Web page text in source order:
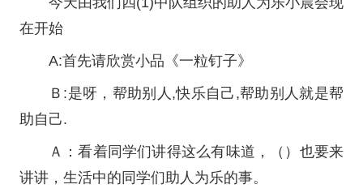
在开始
A:首先请欣赏小品《一粒钉子》
Ｂ:是呀，帮助别人,快乐自己,帮助别人就是帮
助自己.
Ａ：看着同学们讲得这么有味道，（）也要来
讲讲，生活中的同学们助人为乐的事。